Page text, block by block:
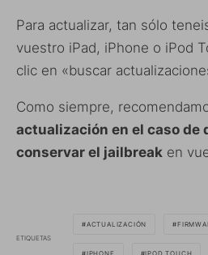
Para actualizar, tan sólo
vuestro iPad, iPhone o iPod
clic en «buscar
Como siempre,
actualización en el caso de
conservar el jailbreak en
ETIQUETAS
ACTUALIZACIÓN
IPHONE IPOD TOUCH